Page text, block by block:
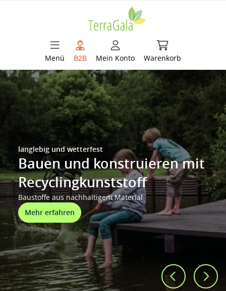
Menü B2B Mein Konto Warenkorb
Warenkorb
TerraGala – Ihr Partner im
langlebig und wetterfest
Bauen und konstruieren mit
Recyclingkunststoff
Baustoffe aus nachhaltigem Material
Mehr erfahren